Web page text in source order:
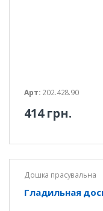
Арт: 202.428.90
414 грн.
Дошка прасувальна
Гладильная